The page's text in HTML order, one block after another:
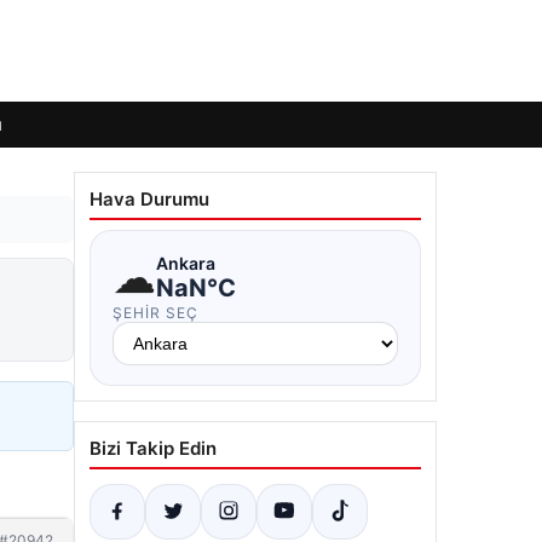
Hava Durumu
☁Ankara
NaN°C
ŞEHIR SEÇ
Bizi Takip Edin